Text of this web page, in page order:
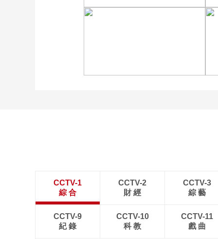
CCTV-1
綜 合
CCTV-2
財 經
CCTV-3
綜 藝
CCTV-9
紀 錄
CCTV-10
科 教
CCTV-11
戲 曲